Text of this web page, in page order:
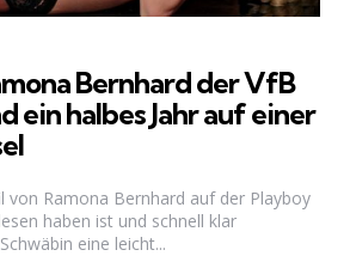
Bernhard der VfB
ein halbes Jahr auf einer
von Ramona Bernhard auf der Playboy
haben ist und schnell klar
eine leicht...